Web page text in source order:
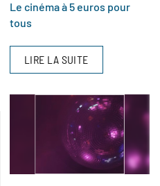
Le cinéma à 5 euros pour
tous
LIRE LA SUITE